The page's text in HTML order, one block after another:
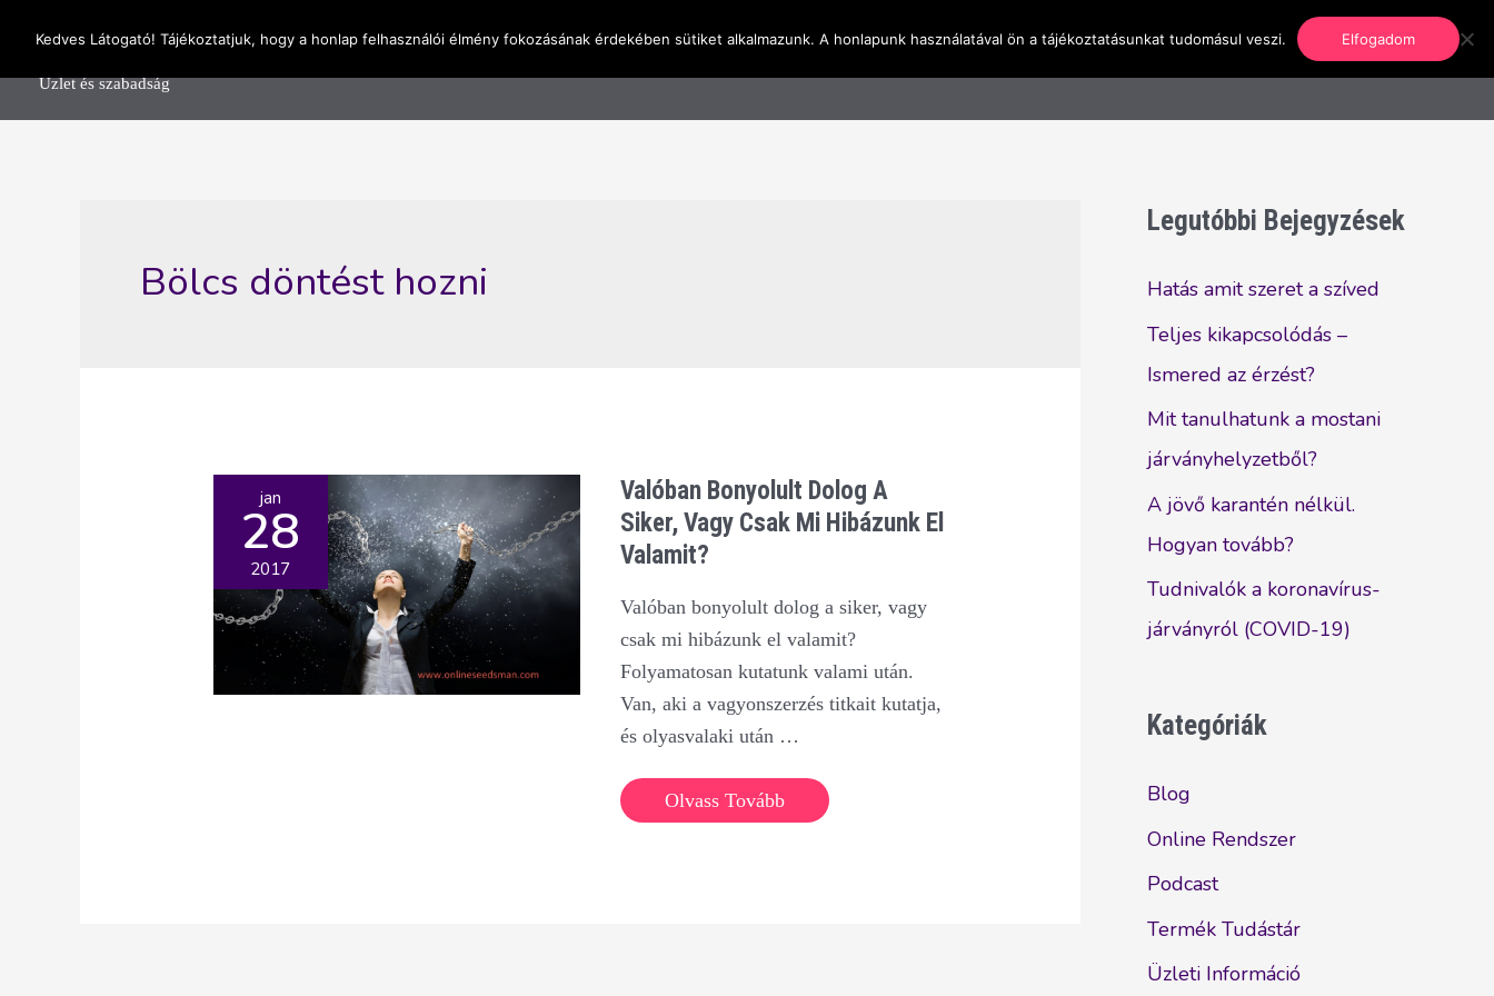
content
OnlineSeedsMan
Üzlet és szabadság
Kapcsolat
Bölcs döntést hozni
jan
28
2017
Valóban Bonyolult Dolog A
Siker, Vagy Csak Mi Hibázunk El
Valamit?
Valóban bonyolult dolog a siker, vagy
csak mi hibázunk el valamit?
Folyamatosan kutatunk valami után.
Van, aki a vagyonszerzés titkait kutatja,
és olyasvalaki után …
Valóban
Olvass Tovább
Legutóbbi Bejegyzések
Hatás amit szeret a szíved
Teljes kikapcsolódás –
Ismered az érzést?
Mit tanulhatunk a mostani
járványhelyzetből?
A jövő karantén nélkül.
Hogyan tovább?
Tudnivalók a koronavírus-
járványról (COVID-19)
Kategóriák
Blog
Online Rendszer
Podcast
Termék Tudástár
Üzleti Információ
Kedves Látogató! Tájékoztatjuk, hogy a honlap felhasználói élmény fokozásának érdekében sütiket alkalmazunk. A honlapunk használatával ön a tájékoztatásunkat tudomásul veszi. Elfogadom